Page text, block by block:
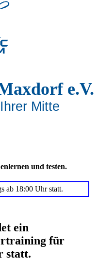
e.V.
Mitte
und testen.
ab 18:00 Uhr statt.
ein
für
statt.